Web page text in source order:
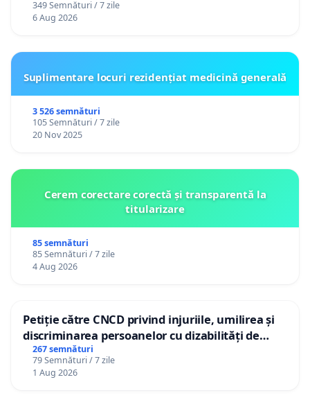
personali
349 Semnături / 7 zile
6 Aug 2026
Suplimentare locuri rezidențiat medicină generală
3 526 semnături
105 Semnături / 7 zile
20 Nov 2025
Cerem corectare corectă și transparentă la
titularizare
85 semnături
85 Semnături / 7 zile
4 Aug 2026
Petiție către CNCD privind injuriile, umilirea și
discriminarea persoanelor cu dizabilități de
către utilizatorul TikTok „Gorici”
267 semnături
79 Semnături / 7 zile
1 Aug 2026